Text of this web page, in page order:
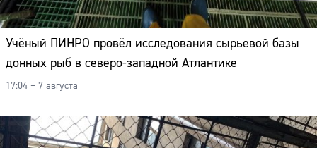
Учёный ПИНРО провёл исследования сырьевой базы
донных рыб в северо-западной Атлантике
17:04 – 7 августа